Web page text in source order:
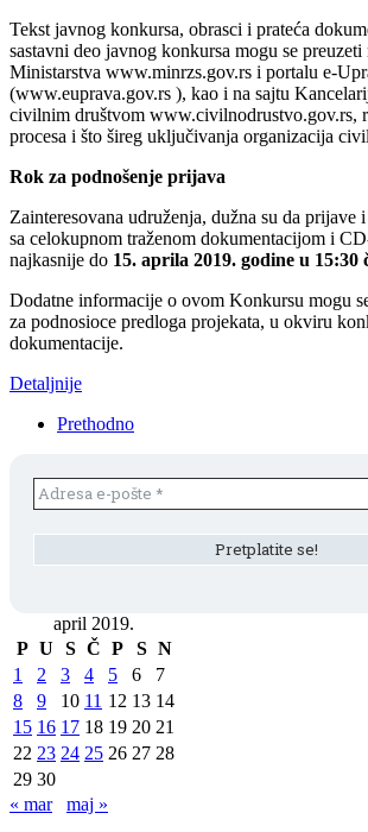
Tekst javnog konkursa, obrasci i prateća
sastavni deo javnog konkursa mogu se preuzeti
Ministarstva www.minrzs.gov.rs i portalu e-
(www.euprava.gov.rs ), kao i na sajtu
civilnim društvom www.civilnodrustvo.gov.rs,
procesa i što šireg uključivanja organizacija
Rok za podnošenje prijava
Zainteresovana udruženja, dužna su da prijave
sa celokupnom traženom dokumentacijom i
najkasnije do 15. aprila 2019. godine u 15:30
Dodatne informacije o ovom Konkursu mogu
za podnosioce predloga projekata, u okviru
dokumentacije.
Detaljnije
Prethodno
april 2019.
P U S Č P S N
1
2 3 4 5 6
7
8
9 10 11 12 13 14
15 16 17 18 19 20 21
22 23 24 25 26 27 28
29 30
« mar
maj »